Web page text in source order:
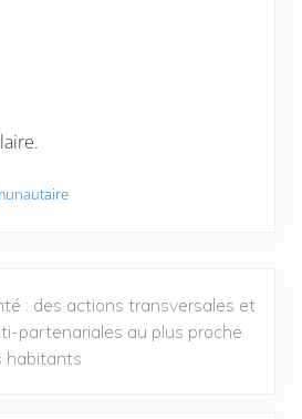
: des actions transversales et
partenariales au plus proche
habitants